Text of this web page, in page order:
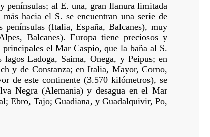
penínsulas; al E. una, gran llanura limitada
hacia el S. se encuentran una serie de
(Italia, España, Balcanes), muy
Balcanes). Europa tiene preciosos y
el Mar Caspio, que la baña al S.
Ladoga, Saima, Onega, y Peipus; en
y de Constanza; en Italia, Mayor, Corno,
de este continente (3.570 kilómetros), se
Negra (Alemania) y desagua en el Mar
Ebro, Tajo; Guadiana, y Guadalquivir, Po,